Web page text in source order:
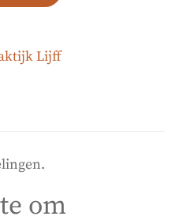
Lijff
om